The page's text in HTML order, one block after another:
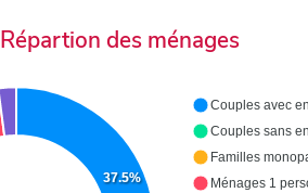
Répartion des ménages
37.5%
Couples avec
Couples sans
Familles
Ménages 1